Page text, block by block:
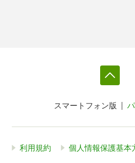
スマートフォン版
利用規約 個人情報保護基本